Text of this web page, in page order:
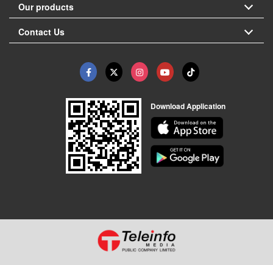
Our products
Contact Us
Download Application